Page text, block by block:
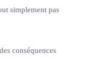
simplement pas
conséquences